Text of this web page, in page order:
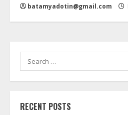
batamyadotin@gmail.com
Search
for:
RECENT POSTS